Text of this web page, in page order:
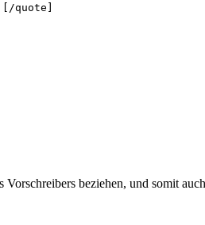
[/quote]
beziehen, und somit